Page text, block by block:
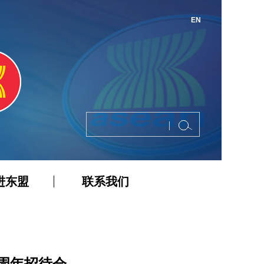
EN
东盟 联系我们